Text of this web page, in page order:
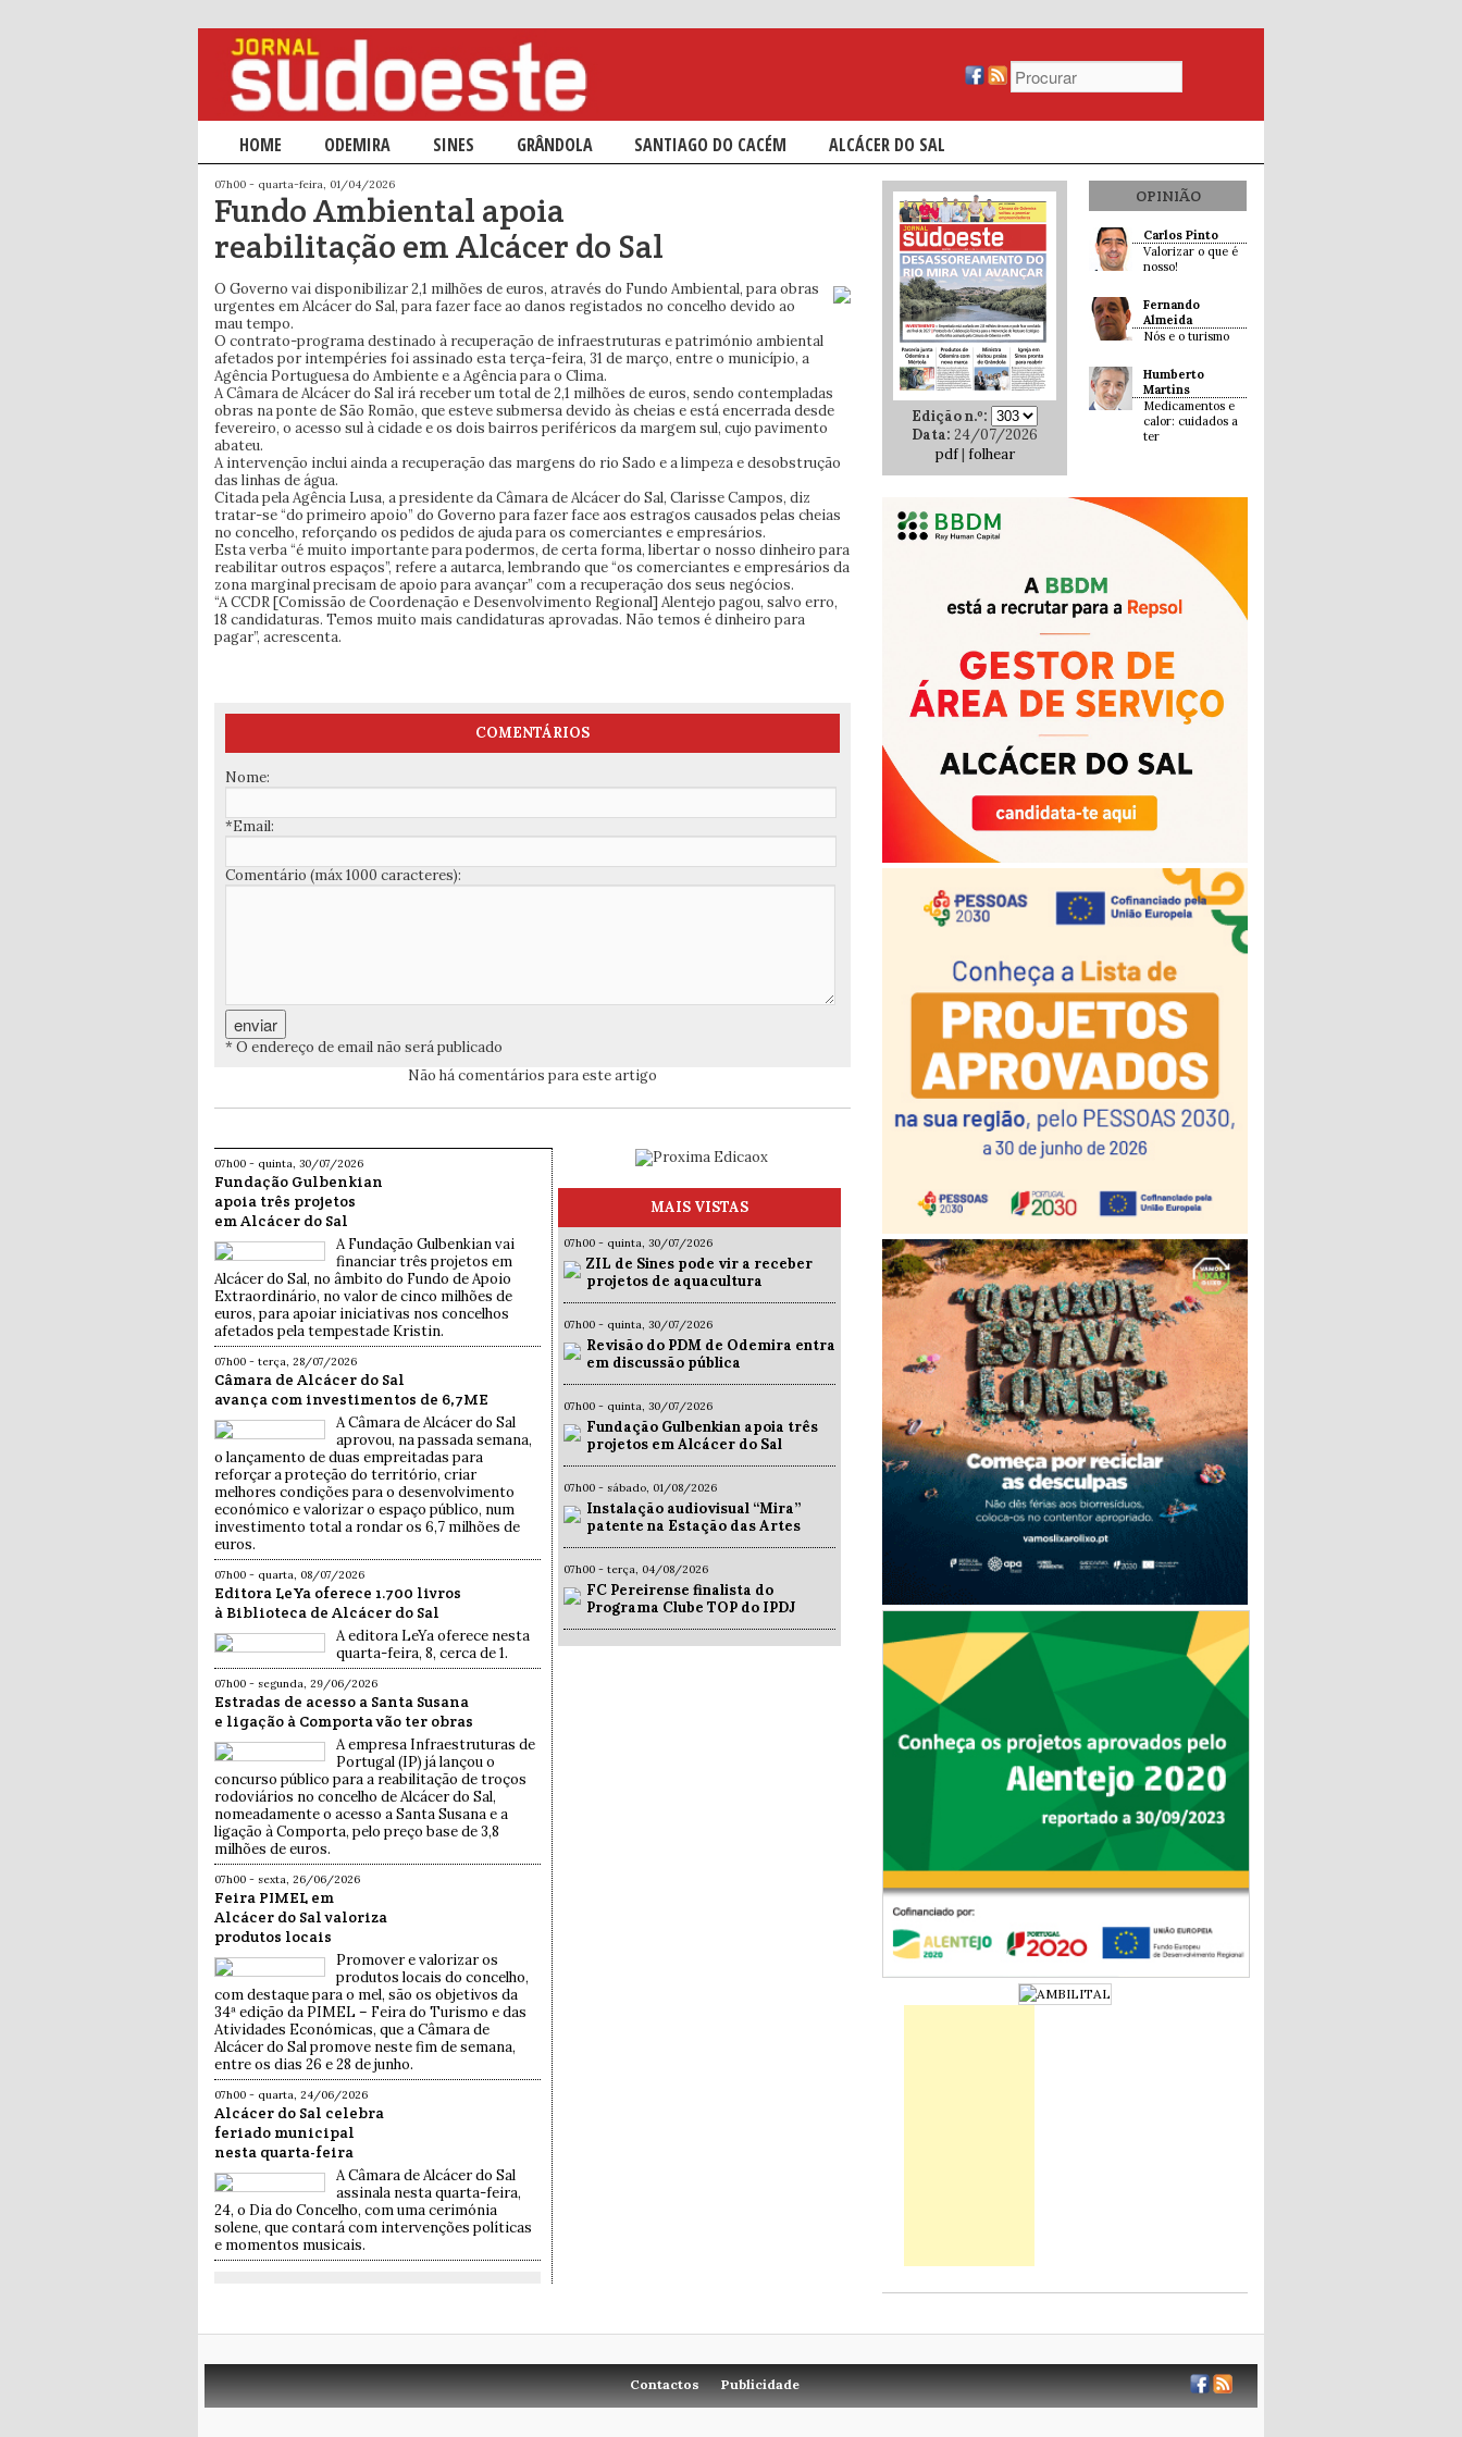
Menu principal
SALTAR PARA O CONTEÚDO PRIMÁRIO
SALTAR PARA O CONTEÚDO SECUNDÁRIO
HOME ODEMIRA SINES GRÂNDOLA SANTIAGO DO CACÉM ALCÁCER DO SAL
07h00 - quarta-feira, 01/04/2026
Fundo Ambiental apoia
reabilitação em Alcácer do Sal
O Governo vai disponibilizar 2,1 milhões de euros, através do Fundo Ambiental, para obras
urgentes em Alcácer do Sal, para fazer face ao danos registados no concelho devido ao
mau tempo.
O contrato-programa destinado à recuperação de infraestruturas e património ambiental
afetados por intempéries foi assinado esta terça-feira, 31 de março, entre o município, a
Agência Portuguesa do Ambiente e a Agência para o Clima.
A Câmara de Alcácer do Sal irá receber um total de 2,1 milhões de euros, sendo contempladas
obras na ponte de São Romão, que esteve submersa devido às cheias e está encerrada desde
fevereiro, o acesso sul à cidade e os dois bairros periféricos da margem sul, cujo pavimento
abateu.
A intervenção inclui ainda a recuperação das margens do rio Sado e a limpeza e desobstrução
das linhas de água.
Citada pela Agência Lusa, a presidente da Câmara de Alcácer do Sal, Clarisse Campos, diz
tratar-se “do primeiro apoio” do Governo para fazer face aos estragos causados pelas cheias
no concelho, reforçando os pedidos de ajuda para os comerciantes e empresários.
Esta verba “é muito importante para podermos, de certa forma, libertar o nosso dinheiro para
reabilitar outros espaços”, refere a autarca, lembrando que “os comerciantes e empresários da
zona marginal precisam de apoio para avançar” com a recuperação dos seus negócios.
“A CCDR [Comissão de Coordenação e Desenvolvimento Regional] Alentejo pagou, salvo erro,
18 candidaturas. Temos muito mais candidaturas aprovadas. Não temos é dinheiro para
pagar”, acrescenta.
COMENTÁRIOS
Nome:
*Email:
Comentário (máx 1000 caracteres):
* O endereço de email não será publicado
Não há comentários para este artigo
07h00 - quinta, 30/07/2026
Fundação Gulbenkian
apoia três projetos
em Alcácer do Sal
A Fundação Gulbenkian vai
financiar três projetos em
Alcácer do Sal, no âmbito do Fundo de Apoio
Extraordinário, no valor de cinco milhões de
euros, para apoiar iniciativas nos concelhos
afetados pela tempestade Kristin.
07h00 - terça, 28/07/2026
Câmara de Alcácer do Sal
avança com investimentos de 6,7ME
A Câmara de Alcácer do Sal
aprovou, na passada semana,
o lançamento de duas empreitadas para
reforçar a proteção do território, criar
melhores condições para o desenvolvimento
económico e valorizar o espaço público, num
investimento total a rondar os 6,7 milhões de
euros.
07h00 - quarta, 08/07/2026
Editora LeYa oferece 1.700 livros
à Biblioteca de Alcácer do Sal
A editora LeYa oferece nesta
quarta-feira, 8, cerca de 1.
07h00 - segunda, 29/06/2026
Estradas de acesso a Santa Susana
e ligação à Comporta vão ter obras
A empresa Infraestruturas de
Portugal (IP) já lançou o
concurso público para a reabilitação de troços
rodoviários no concelho de Alcácer do Sal,
nomeadamente o acesso a Santa Susana e a
ligação à Comporta, pelo preço base de 3,8
milhões de euros.
07h00 - sexta, 26/06/2026
Feira PIMEL em
Alcácer do Sal valoriza
produtos locais
Promover e valorizar os
produtos locais do concelho,
com destaque para o mel, são os objetivos da
34ª edição da PIMEL – Feira do Turismo e das
Atividades Económicas, que a Câmara de
Alcácer do Sal promove neste fim de semana,
entre os dias 26 e 28 de junho.
07h00 - quarta, 24/06/2026
Alcácer do Sal celebra
feriado municipal
nesta quarta-feira
A Câmara de Alcácer do Sal
assinala nesta quarta-feira,
24, o Dia do Concelho, com uma cerimónia
solene, que contará com intervenções políticas
e momentos musicais.
MAIS VISTAS
07h00 - quinta, 30/07/2026
ZIL de Sines pode vir a receber
projetos de aquacultura
07h00 - quinta, 30/07/2026
Revisão do PDM de Odemira entra
em discussão pública
07h00 - quinta, 30/07/2026
Fundação Gulbenkian apoia três
projetos em Alcácer do Sal
07h00 - sábado, 01/08/2026
Instalação audiovisual “Mira”
patente na Estação das Artes
07h00 - terça, 04/08/2026
FC Pereirense finalista do
Programa Clube TOP do IPDJ
Edição n.º:
Data: 24/07/2026
pdf | folhear
OPINIÃO
Carlos Pinto
Valorizar o que é
nosso!
Fernando
Almeida
Nós e o turismo
Humberto
Martins
Medicamentos e
calor: cuidados a
ter
Contactos Publicidade